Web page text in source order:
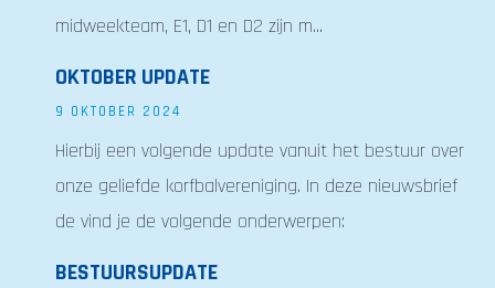
midweekteam, E1, D1 en D2 zijn m...
OKTOBER UPDATE
9 OKTOBER 2024
Hierbij een volgende update vanuit het bestuur over
onze geliefde korfbalvereniging. In deze nieuwsbrief
de vind je de volgende onderwerpen:
BESTUURSUPDATE